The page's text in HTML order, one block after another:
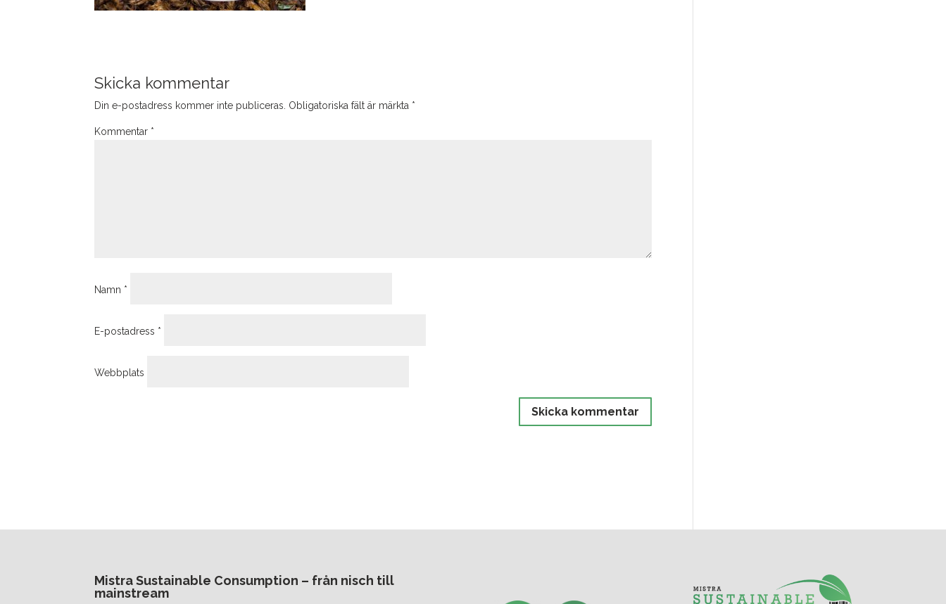
Skicka kommentar
Din e-postadress kommer inte publiceras. Obligatoriska fält är märkta *
Kommentar *
Namn *
E-postadress *
Webbplats
Mistra Sustainable Consumption – från nisch till
mainstream